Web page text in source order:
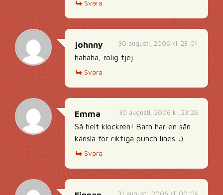
Svara
30 augusti, 2006 kl. 23:04
johnny
hahaha, rolig tjej
Svara
30 augusti, 2006 kl. 23:26
Emma
Så helt klockren! Barn har en sån
känsla för riktiga punch lines :)
Svara